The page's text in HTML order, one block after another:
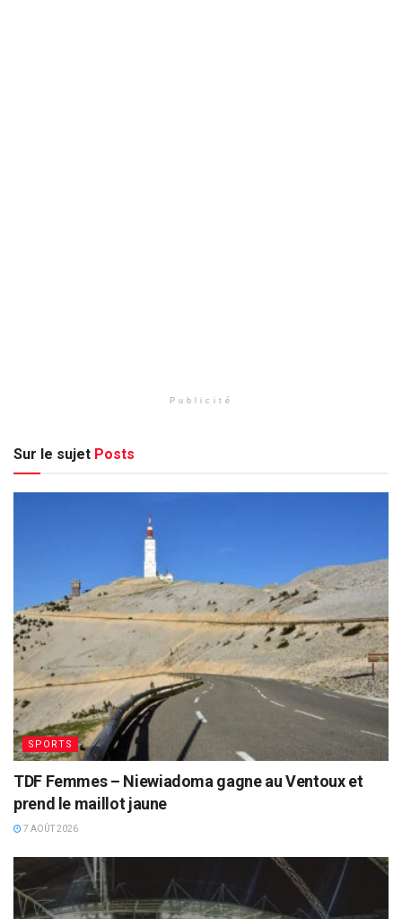
Publicité
Sur le sujet Posts
SPORTS
TDF Femmes – Niewiadoma gagne au Ventoux et
prend le maillot jaune
7 AOÛT 2026